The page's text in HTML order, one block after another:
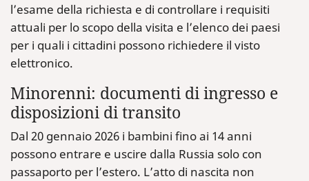
l’esame della richiesta e di controllare i requisiti
attuali per lo scopo della visita e l’elenco dei paesi
per i quali i cittadini possono richiedere il visto
elettronico.
Minorenni: documenti di ingresso e
disposizioni di transito
Dal 20 gennaio 2026 i bambini fino ai 14 anni
possono entrare e uscire dalla Russia solo con
passaporto per l’estero. L’atto di nascita non